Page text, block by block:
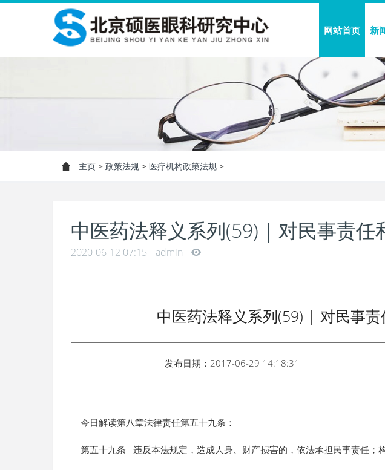
网站首页 新
主页 > 政策法规 > 医疗机构政策法规 >
中医药法释义系列(59) | 对民事责任
2020-06-12 07:15 admin
中医药法释义系列(59) | 对民事
发布日期：2017-06-29 14:18:31
今日解读第八章法律责任第五十九条：
第五十九条 违反本法规定，造成人身、财产损害的，依法承担民事责任；